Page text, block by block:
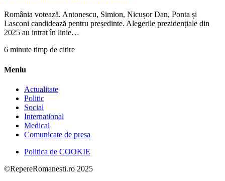
România votează. Antonescu, Simion, Nicușor Dan, Ponta și
Lasconi candidează pentru președinte. Alegerile prezidențiale din
2025 au intrat în linie…
6 minute timp de citire
Meniu
Actualitate
Politic
Social
International
Medical
Comunicate de presa
Politica de COOKIE
©RepereRomanesti.ro 2025